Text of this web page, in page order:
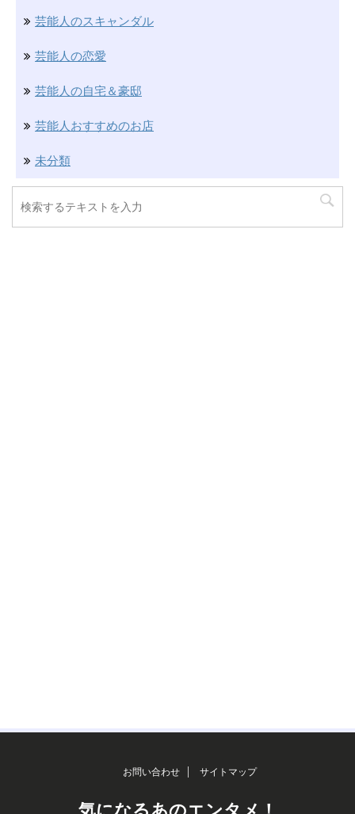
芸能人のスキャンダル
芸能人の恋愛
芸能人の自宅＆豪邸
芸能人おすすめのお店
未分類
お問い合わせ サイトマップ